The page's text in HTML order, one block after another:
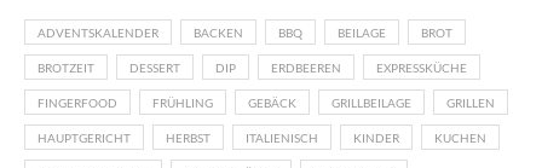
ADVENTSKALENDER BACKEN BBQ BEILAGE BROT
BROTZEIT DESSERT DIP ERDBEEREN EXPRESSKÜCHE
FINGERFOOD FRÜHLING GEBÄCK GRILLBEILAGE GRILLEN
HAUPTGERICHT HERBST ITALIENISCH KINDER KUCHEN